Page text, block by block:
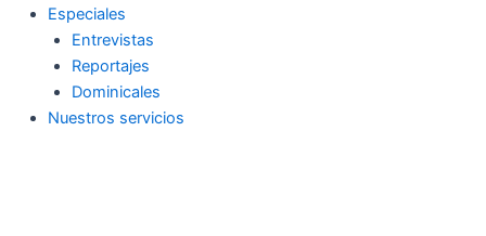
Especiales
Entrevistas
Reportajes
Dominicales
Nuestros servicios